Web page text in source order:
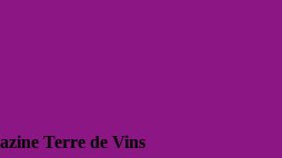
Terre de Vins